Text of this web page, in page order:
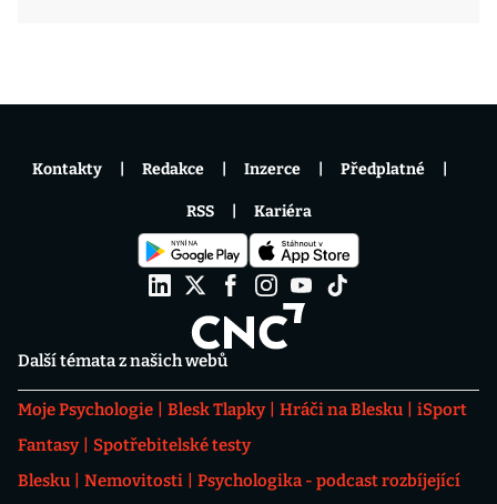
Další témata z našich webů
Moje Psychologie Blesk Tlapky Hráči na Blesku
iSport
Fantasy
Spotřebitelské testy
Blesku
Nemovitosti
Psychologika - podcast rozbíjející
Kontakty Redakce Inzerce Předplatné
RSS Kariéra